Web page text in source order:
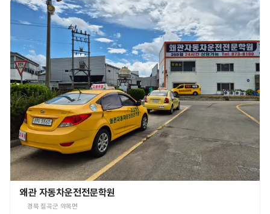
왜관 자동차운전전문학원
경북 칠곡군 약목면